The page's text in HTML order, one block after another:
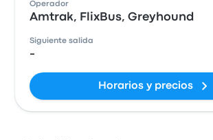
Operador
Amtrak, FlixBus, Greyhound
Siguiente salida
-
Horarios y precios